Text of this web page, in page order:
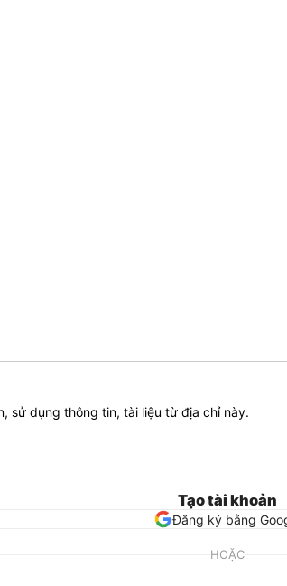
sử dụng thông tin, tài liệu từ địa chỉ này.
Tạo tài khoản
Đăng ký bằng
HOẶC